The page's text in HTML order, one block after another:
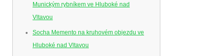
Munickým rybníkem ve Hluboké nad
Vltavou
Socha Memento na kruhovém objezdu ve
Hluboké nad Vltavou